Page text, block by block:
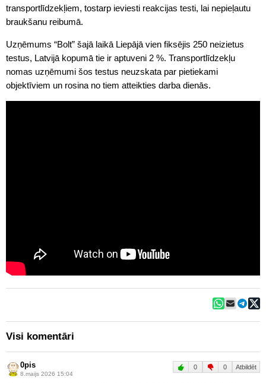
transportlīdzekļiem, tostarp ieviesti reakcijas testi, lai nepieļautu
braukšanu reibumā.
Uzņēmums “Bolt” šajā laikā Liepājā vien fiksējis 250 neizietus
testus, Latvijā kopumā tie ir aptuveni 2 %. Transportlīdzekļu
nomas uzņēmumi šos testus neuzskata par pietiekami
objektīviem un rosina no tiem atteikties darba dienās.
Visi komentāri
0pis
8.maijs 2026 15:04
0 0 Atbildēt